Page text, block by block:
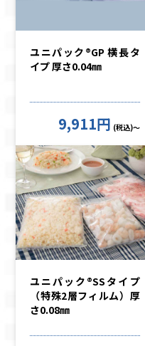
ユニパック®GP 横長タ
イプ 厚さ0.04㎜
9,911円 (税込)～
ユニパック®SSタイプ
（特殊2層フィルム）厚
さ0.08㎜